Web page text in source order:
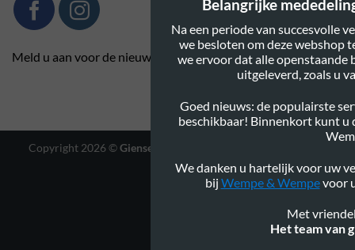
Meld u aan voor de nieuwsbrief
Copyright 2026 ©Gienservies.nl
Design
Belangrijke
Na een periode van succesvolle
we besloten om deze webshop
we ervoor dat alle openstaande
uitgeleverd, zoals u
Goed nieuws: de populairste
beschikbaar! Binnenkort kunt u
We danken u hartelijk voor uw
bij Wempe & Wempevoor
Met
Het team van